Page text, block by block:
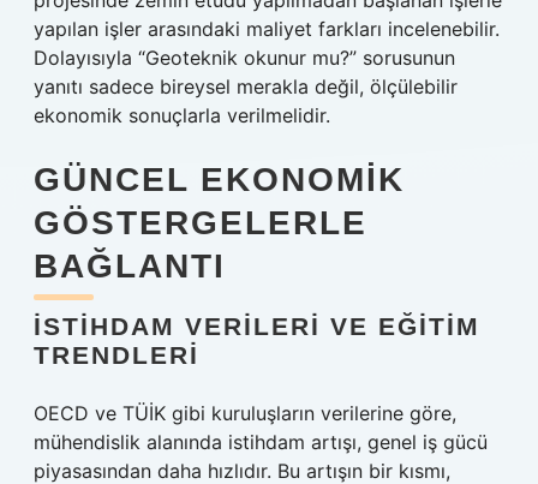
yapılan işler arasındaki maliyet farkları incelenebilir.
Dolayısıyla “Geoteknik okunur mu?” sorusunun
yanıtı sadece bireysel merakla değil, ölçülebilir
ekonomik sonuçlarla verilmelidir.
GÜNCEL EKONOMIK
GÖSTERGELERLE
BAĞLANTI
İSTIHDAM VERILERI VE EĞITIM
TRENDLERI
OECD ve TÜİK gibi kuruluşların verilerine göre,
mühendislik alanında istihdam artışı, genel iş gücü
piyasasından daha hızlıdır. Bu artışın bir kısmı,